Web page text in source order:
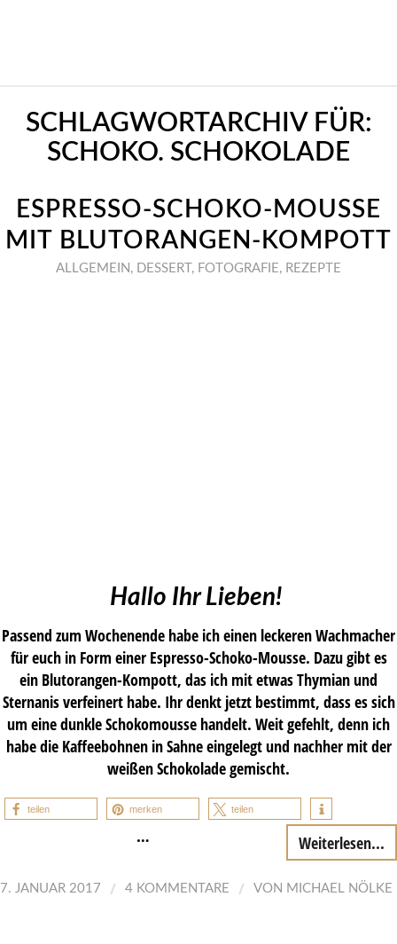
SCHLAGWORTARCHIV FÜR:
SCHOKO. SCHOKOLADE
ESPRESSO-SCHOKO-MOUSSE
MIT BLUTORANGEN-KOMPOTT
ALLGEMEIN , DESSERT , FOTOGRAFIE, REZEPTE
Hallo Ihr Lieben!
Passend zum Wochenende habe ich einen leckeren Wachmacher
für euch in Form einer Espresso-Schoko-Mousse. Dazu gibt es
ein Blutorangen-Kompott, das ich mit etwas Thymian und
Sternanis verfeinert habe. Ihr denkt jetzt bestimmt, dass es sich
um eine dunkle Schokomousse handelt. Weit gefehlt, denn ich
habe die Kaffeebohnen in Sahne eingelegt und nachher mit der
weißen Schokolade gemischt.
teilen merken teilen
… Weiterlesen...
7. JANUAR 2017 / 4 KOMMENTARE / VON MICHAEL NÖLKE